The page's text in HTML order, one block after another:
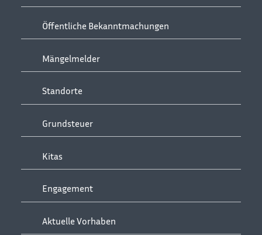
Öffentliche Bekanntmachungen
Mängelmelder
Standorte
Grundsteuer
Kitas
Engagement
Aktuelle Vorhaben